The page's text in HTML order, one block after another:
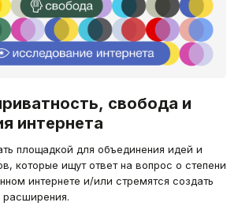
свобода и
интернета
площадкой для объединения идей и
которые ищут ответ на вопрос о степени
интернете и/или стремятся создать
расширения.